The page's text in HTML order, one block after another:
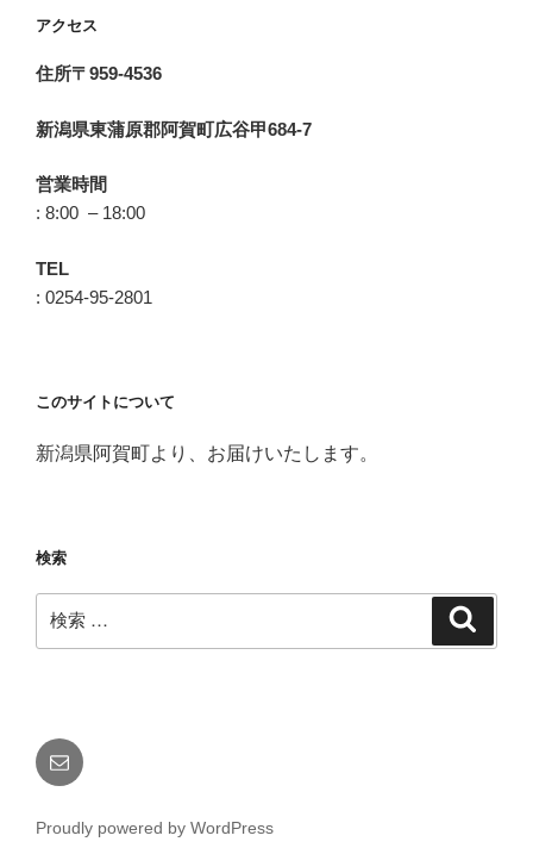
アクセス
住所〒959-4536
新潟県東蒲原郡阿賀町広谷甲684-7
営業時間
: 8:00 – 18:00
TEL
: 0254-95-2801
このサイトについて
新潟県阿賀町より、お届けいたします。
検索
検
索:
メ
ー
Proudly powered by WordPress